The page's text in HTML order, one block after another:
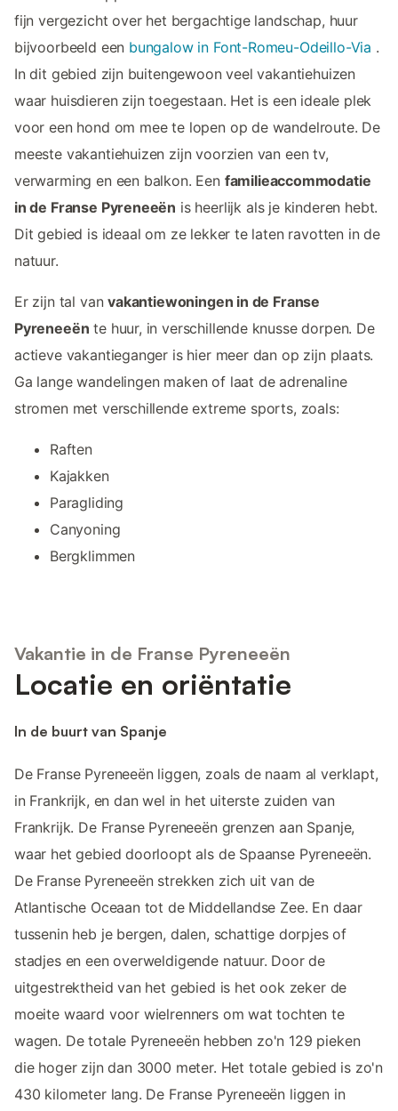
fijn vergezicht over het bergachtige landschap, huur
bijvoorbeeld een bungalow in Font-Romeu-Odeillo-Via .
In dit gebied zijn buitengewoon veel vakantiehuizen
waar huisdieren zijn toegestaan. Het is een ideale plek
voor een hond om mee te lopen op de wandelroute. De
meeste vakantiehuizen zijn voorzien van een tv,
verwarming en een balkon. Een familieaccommodatie
in de Franse Pyreneeën is heerlijk als je kinderen hebt.
Dit gebied is ideaal om ze lekker te laten ravotten in de
natuur.
Er zijn tal vanvakantiewoningen in de Franse
Pyreneeën te huur, in verschillende knusse dorpen. De
actieve vakantieganger is hier meer dan op zijn plaats.
Ga lange wandelingen maken of laat de adrenaline
stromen met verschillende extreme sports, zoals:
Raften
Kajakken
Paragliding
Canyoning
Bergklimmen
Vakantie in de Franse Pyreneeën
Locatie en oriëntatie
In de buurt van Spanje
De Franse Pyreneeën liggen, zoals de naam al verklapt,
in Frankrijk, en dan wel in het uiterste zuiden van
Frankrijk. De Franse Pyreneeën grenzen aan Spanje,
waar het gebied doorloopt als de Spaanse Pyreneeën.
De Franse Pyreneeën strekken zich uit van de
Atlantische Oceaan tot de Middellandse Zee. En daar
tussenin heb je bergen, dalen, schattige dorpjes of
stadjes en een overweldigende natuur. Door de
uitgestrektheid van het gebied is het ook zeker de
moeite waard voor wielrenners om wat tochten te
wagen. De totale Pyreneeën hebben zo'n 129 pieken
die hoger zijn dan 3000 meter. Het totale gebied is zo'n
430 kilometer lang. De Franse Pyreneeën liggen in